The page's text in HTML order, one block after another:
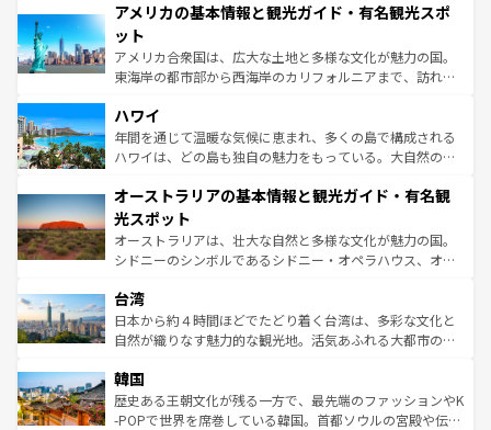
ンツ一覧を参照してほしい。
の建物がそのまま残る町や、スイスならではのユニークな
博物館もあり、アルプス観光だけでなく町歩きも満喫する
ことができる。国民の所得が高いため物価も高いが、旅行
者向けの交通パス提供のサービスもあり、うまく活用すれ
着のスイス情報は
アメリカの基本情報と観光ガイド・有名観光スポ
ット
アメリカ合衆国は、広大な土地と多様な文化が魅力の国。
東海岸の都市部から西海岸のカリフォルニアまで、訪れる
のような巨大都市は、観光、ショッピング、エンターテイ
ンメントが詰まった刺激的なスポットだ。一方、アメリカ
西部には大自然が広がり、グランドキャニオンやイエロー
部のニューオーリンズでは、音楽と美食が融合した独特の
文化が魅力。旅行者はアメリカの各地域で異なる魅力を楽
しみながら、その多様性と豊かな歴史を感じることができ
るだろう。車でのロードトリップや列車の旅も、アメリカ
情報は
ハワイ
年間を通じて温暖な気候に恵まれ、多くの島で構成される
ハワイは、どの島も独自の魅力をもっている。大自然の神
ワイ島は見逃せない。また、定番の観光地といえばオアフ
島だが、静かな自然を求めるならマウイ島やカウアイ島が
おすすめ。エメラルドグリーンに輝く海をはじめ、豊かな
文化や歴史が息づいている。「アロハスピリット」と呼ば
人々、おいしいローカルフードやハワイアンミュージッ
ク、伝統的なフラダンスなど、すべてがハワイの魅力を彩
っている。訪れるたびに新しい発見と感動が待っているハ
はコンテンツ一覧
オーストラリアの基本情報と観光ガイド・有名観
光スポット
オーストラリアは、壮大な自然と多様な文化が魅力の国。
シドニーのシンボルであるシドニー・オペラハウス、オー
リアリーフや大陸中央部にそびえるウルル（エアーズロッ
ク）、タスマニアの美しい原生林やケアンズの熱帯雨林な
ど、見どころがたくさん。また、カフェやワイン、オージ
いる。アクティビティも充実しており、サーフィンやダイ
ビング、ハイキングなど、アウトドア好きにはたまらな
い。オーストラリアの多彩な魅力を存分に味わいつくそ
台湾
日本から約４時間ほどでたどり着く台湾は、多彩な文化と
自然が織りなす魅力的な観光地。活気あふれる大都市の台
ン）、静ひつな山岳地帯である台湾東部など、都市の喧騒
と山間の静けさが共存しており、訪れる人に新しい発見と
驚きをもたらしてくれる。また、奥深い台湾の食文化も魅
韓国
歴史ある王朝文化が残る一方で、最先端のファッションやK
-POPで世界を席巻している韓国。首都ソウルの宮殿や伝統